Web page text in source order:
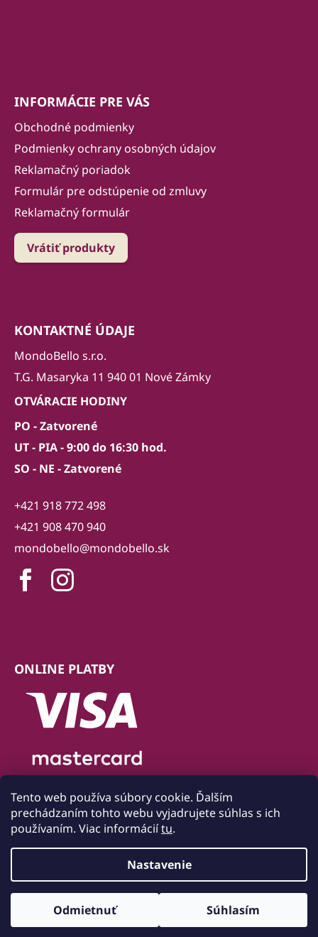
Tento web používa súbory cookie. Ďalším
prechádzaním tohto webu vyjadrujete súhlas s ich
používaním. Viac informáciítu.
Nastavenie
Odmietnuť Súhlasím
INFORMÁCIE PRE VÁS
Obchodné podmienky
Podmienky ochrany osobných údajov
Reklamačný poriadok
Formulár pre odstúpenie od zmluvy
Reklamačný formulár
Vrátiť produkty
KONTAKTNÉ ÚDAJE
MondoBello s.r.o.
T.G. Masaryka 11 940 01 Nové Zámky
OTVÁRACIE HODINY
PO - Zatvorené
UT - PIA - 9:00 do 16:30 hod.
SO - NE - Zatvorené
+421 918 772 498
+421 908 470 940
mondobello@mondobello.sk
ONLINE PLATBY
Vytvoril Shoptet
Copyright 2026Bytový textil Mondo. Všetky práva
vyhradené.